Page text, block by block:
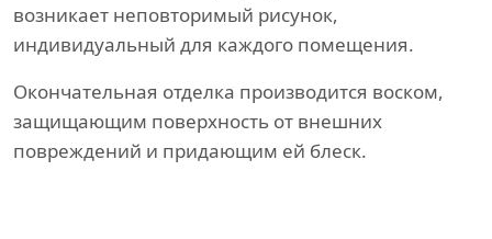
возникает неповторимый рисунок,
индивидуальный для каждого помещения.
Окончательная отделка производится воском,
защищающим поверхность от внешних
повреждений и придающим ей блеск.